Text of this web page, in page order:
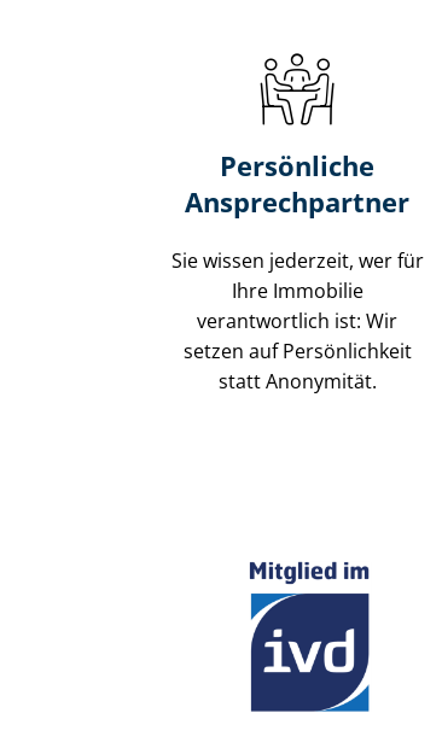
Persönliche
Ansprechpartner
Sie wissen jederzeit, wer für
Ihre Immobilie
verantwortlich ist: Wir
setzen auf Persönlichkeit
statt Anonymität.